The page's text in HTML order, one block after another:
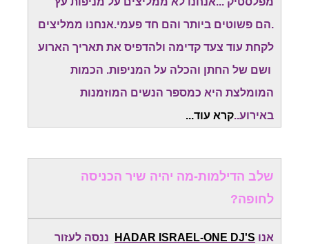
.הם פשוטים ביותר והם חד פעמי.אנחנו ממליצים
לקחת עוד צעד קדימה ולהדפיס את תאריך הארוע
ושם של החתן והכלה על המניפות. הכמות
המומלצת היא כמספר הנשים המוזמנות
באירוע..קרא עוד...
שלב הדילמות-מה יהיה שיר הכניסה
לחופה?
אנו HADAR ISRAEL-ONE DJ'S
ננסה לעזור